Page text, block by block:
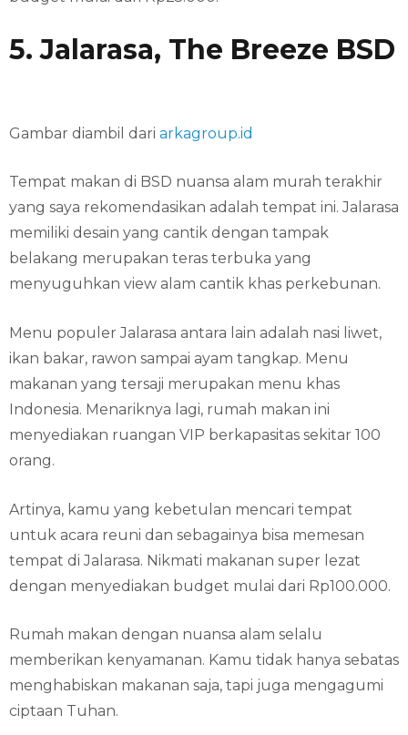
5. Jalarasa, The Breeze BSD
Gambar diambil dari arkagroup.id
Tempat makan di BSD nuansa alam murah terakhir
yang saya rekomendasikan adalah tempat ini. Jalarasa
memiliki desain yang cantik dengan tampak
belakang merupakan teras terbuka yang
menyuguhkan view alam cantik khas perkebunan.
Menu populer Jalarasa antara lain adalah nasi liwet,
ikan bakar, rawon sampai ayam tangkap. Menu
makanan yang tersaji merupakan menu khas
Indonesia. Menariknya lagi, rumah makan ini
menyediakan ruangan VIP berkapasitas sekitar 100
orang.
Artinya, kamu yang kebetulan mencari tempat
untuk acara reuni dan sebagainya bisa memesan
tempat di Jalarasa. Nikmati makanan super lezat
dengan menyediakan budget mulai dari Rp100.000.
Rumah makan dengan nuansa alam selalu
memberikan kenyamanan. Kamu tidak hanya sebatas
menghabiskan makanan saja, tapi juga mengagumi
ciptaan Tuhan.